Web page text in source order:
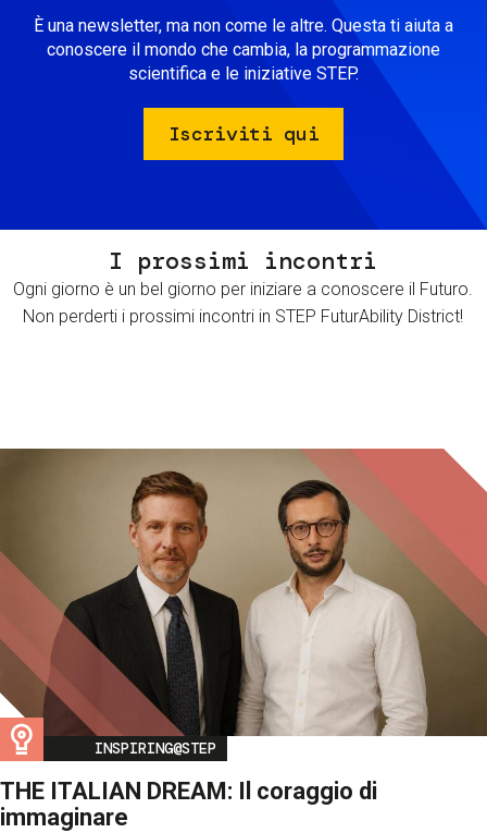
È una newsletter, ma non come le altre. Questa ti aiuta a
conoscere il mondo che cambia, la programmazione
scientifica e le iniziative STEP.
Iscriviti qui
I prossimi incontri
Ogni giorno è un bel giorno per iniziare a conoscere il Futuro.
Non perderti i prossimi incontri in STEP FuturAbility District!
Image
INSPIRING@STEP
THE ITALIAN DREAM: Il coraggio di
immaginare